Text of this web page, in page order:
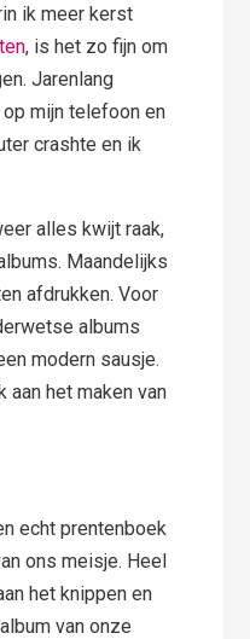
ik meer kerst
, is het zo fijn om
Jarenlang
op mijn telefoon en
crashte en ik
alles kwijt raak,
Maandelijks
afdrukken. Voor
albums
modern sausje.
aan het maken van
echt prentenboek
ons meisje. Heel
het knippen en
van onze